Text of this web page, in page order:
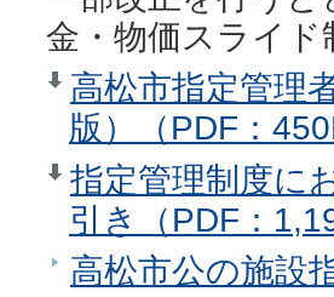
金・物価スライ
高松市指定管理
版）（PDF：
指定管理制度に
引き（PDF：
高松市公の施設